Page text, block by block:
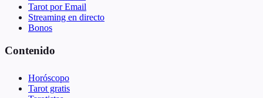
Tarot por Email
Streaming en directo
Bonos
Contenido
Horóscopo
Tarot gratis